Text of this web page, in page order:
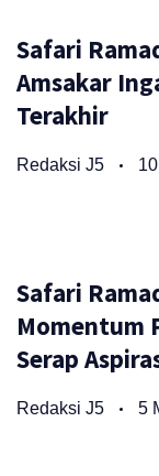
Safari
Amsakar
Terakhir
Redaksi J5
Safari
Momentum
Serap
Redaksi J5 5